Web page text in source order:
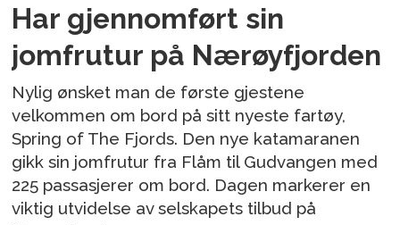
Har gjennomført sin
jomfrutur på Nærøyfjorden
Nylig ønsket man de første gjestene
velkommen om bord på sitt nyeste fartøy,
Spring of The Fjords. Den nye katamaranen
gikk sin jomfrutur fra Flåm til Gudvangen med
225 passasjerer om bord. Dagen markerer en
viktig utvidelse av selskapets tilbud på